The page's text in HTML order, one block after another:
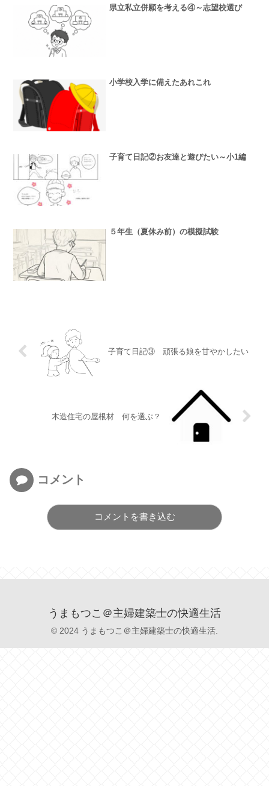
県立私立併願を考える④～志望校選び
小学校入学に備えたあれこれ
子育て日記②お友達と遊びたい～小1編
５年生（夏休み前）の模擬試験
子育て日記③ 頑張る娘を甘やかしたい
木造住宅の屋根材 何を選ぶ？
コメント
コメントを書き込む
うまもつこ＠主婦建築士の快適生活
© 2024 うまもつこ＠主婦建築士の快適生活.